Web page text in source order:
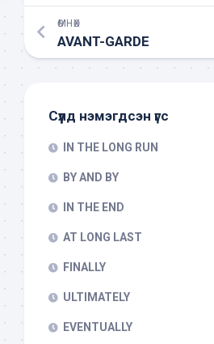
ӨМНӨХ
AVANT-GARDE
Сүүлд нэмэгдсэн үгс
IN THE LONG RUN
BY AND BY
IN THE END
AT LONG LAST
FINALLY
ULTIMATELY
EVENTUALLY